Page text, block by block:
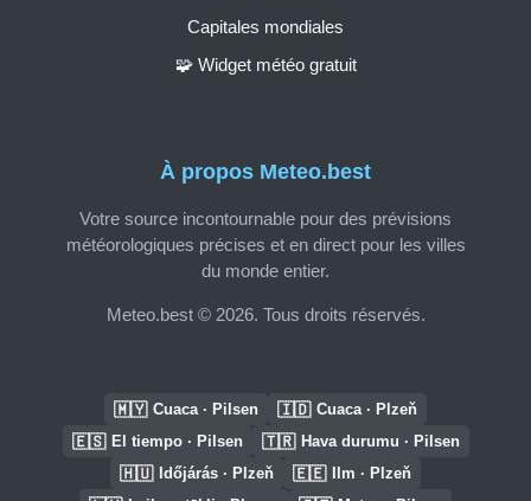
À propos Meteo.best
Votre source incontournable pour des prévisions
météorologiques précises et en direct pour les villes
du monde entier.
Meteo.best © 2026. Tous droits réservés.
Capitales mondiales
🧩 Widget météo gratuit
🇲🇾 Cuaca · Pilsen 🇮🇩 Cuaca · Plzeň
🇪🇸 El tiempo · Pilsen 🇹🇷 Hava durumu · Pilsen
🇭🇺 Időjárás · Plzeň 🇪🇪 Ilm · Plzeň